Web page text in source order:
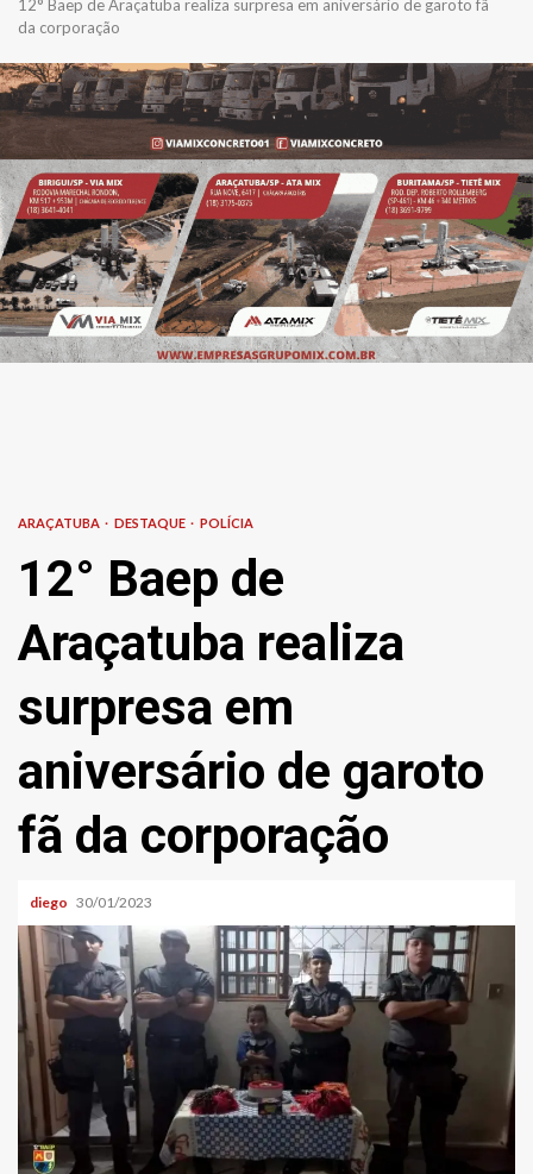
12° Baep de Araçatuba realiza surpresa em aniversário de garoto fã
da corporação
ARAÇATUBA DESTAQUE POLÍCIA
12° Baep de
Araçatuba realiza
surpresa em
aniversário de garoto
fã da corporação
diego 30/01/2023